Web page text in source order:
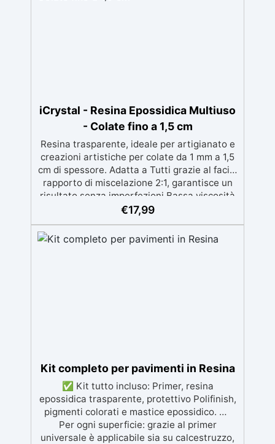
iCrystal - Resina Epossidica Multiuso
- Colate fino a 1,5 cm
Resina trasparente, ideale per artigianato e
creazioni artistiche per colate da 1 mm a 1,5
cm di spessore. Adatta a Tutti grazie al facile
rapporto di miscelazione 2:1, garantisce un
risultato senza imperfezioni Bassa viscosità
per colate senza bolle, compatibile con
materiali. Certificata post-catalisi atossica e
sicura per il contatto con la pelle, Bpa Free e
€17,99
Kit completo per pavimenti in Resina
✅ Kit tutto incluso: Primer, resina
epossidica trasparente, protettivo Polifinish,
pigmenti colorati e mastice epossidico. ✅
Per ogni superficie: grazie al primer
universale è applicabile sia su calcestruzzo,